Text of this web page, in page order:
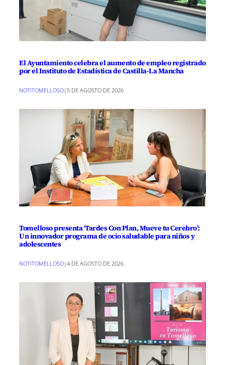
El Ayuntamiento celebra el aumento de empleo registrado
por el Instituto de Estadística de Castilla-La Mancha
NOTITOMELLOSO|5 DE AGOSTO DE 2026
Tomelloso presenta ‘Tardes Con Plan, Mueve tu Cerebro’:
Un innovador programa de ocio saludable para niños y
adolescentes
NOTITOMELLOSO|4 DE AGOSTO DE 2026